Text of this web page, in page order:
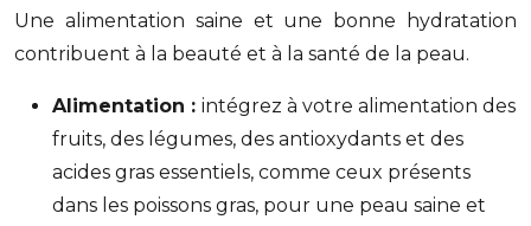
Une alimentation saine et une bonne hydratation
contribuent à la beauté et à la santé de la peau.
Alimentation : intégrez à votre alimentation des
fruits, des légumes, des antioxydants et des
acides gras essentiels, comme ceux présents
dans les poissons gras, pour une peau saine et